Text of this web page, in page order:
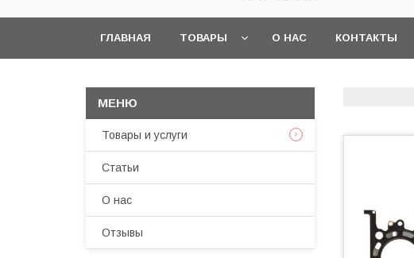
ГЛАВНАЯ ТОВАРЫ О НАС КОНТАКТЫ
Товары и услуги
Статьи
О нас
Отзывы